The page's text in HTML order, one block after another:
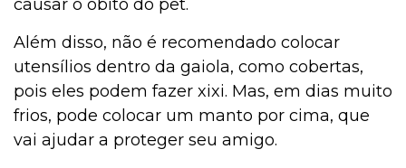
causar o óbito do pet.
Além disso, não é recomendado colocar
utensílios dentro da gaiola, como cobertas,
pois eles podem fazer xixi. Mas, em dias muito
frios, pode colocar um manto por cima, que
vai ajudar a proteger seu amigo.